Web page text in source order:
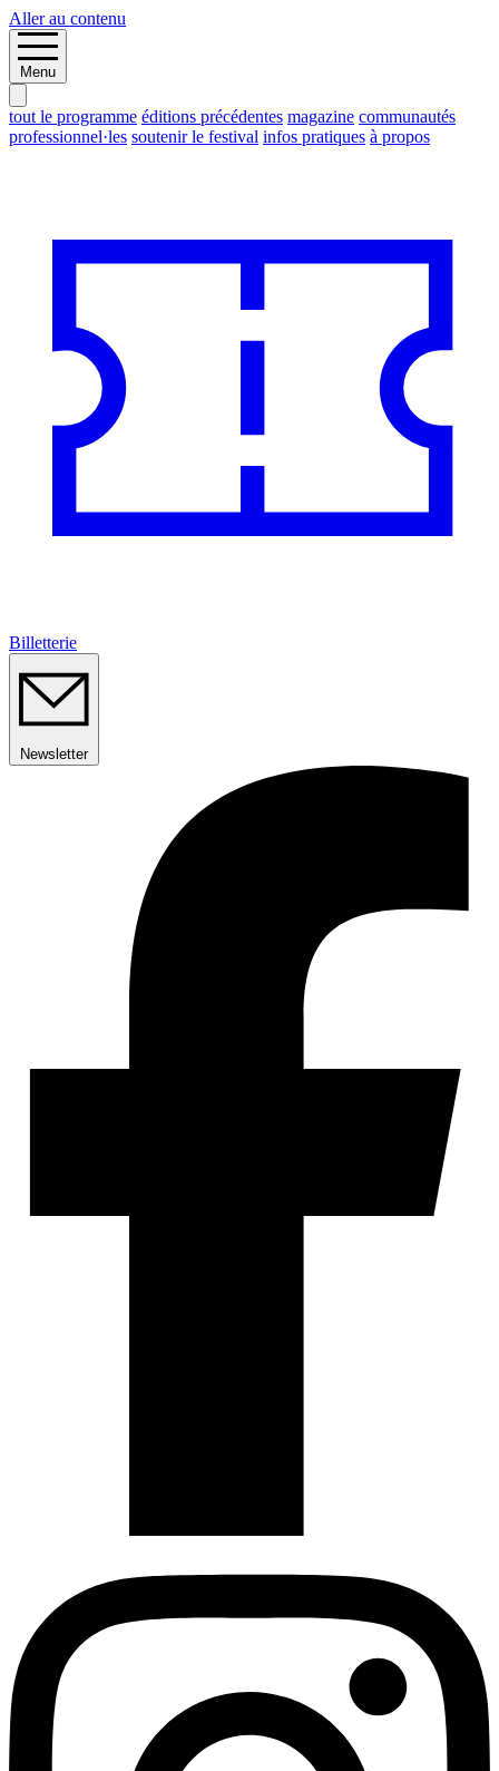
Aller au contenu
Menu
tout le programme éditions précédentes magazine communautés
professionnel·les soutenir le festival infos pratiques à propos
Billetterie
Newsletter